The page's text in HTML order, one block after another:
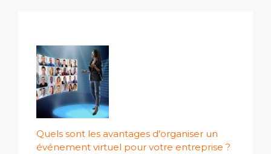
Quels sont les avantages d’organiser un
événement virtuel pour votre entreprise ?